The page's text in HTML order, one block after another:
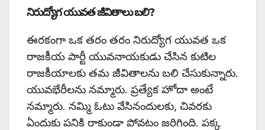
నిరుద్యోగ యువత జీవితాలు బలి?
ఈరకంగా ఒక తరం తరం నిరుద్యోగ యువత ఒక
రాజకీయ పార్టీ యువనాయకుడు చేసిన కుటిల
రాజకీయాలకు తమ జీవితాలను బలి చేసుకున్నారు.
యువభేరీలను నమ్మారు. ప్రత్యేక హోదా అంటే
నమ్మారు. నమ్మి ఓటు వేసినందులకు, చివరకు
ఏందుకు పనికి రాకుండా పోవటం జరిగింది. పక్క